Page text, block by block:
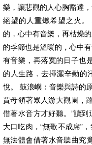
樂，讓悲觀的人心胸豁達
絕望的人重燃希望之火
的，心中有音樂，再枯燥
的季節也是溫暖的，心中
有音樂，再落寞的日子也
的人生路，去揮灑辛勤的
悅。 鼓浪嶼：音樂與詩的
賈母領著眾人游大觀園，
借著水音方才好聽。”讀到
大口吃肉，“無歌不成席”
無法體會借著水音聽曲究